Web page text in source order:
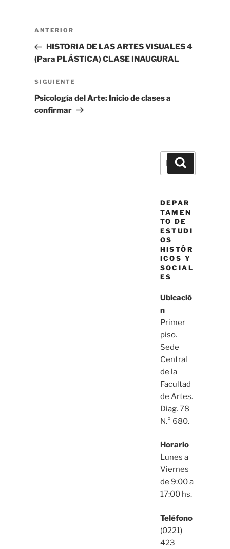
Navegación
entradas
Entrada
anterior
ANTERIOR
HISTORIA DE LAS ARTES VISUALES 4
(Para PLÁSTICA) CLASE INAUGURAL
Siguiente
entrada
SIGUIENTE
Psicología del Arte: Inicio de clases a
confirmar
Buscar
por:
DEPAR
TAMEN
TO DE
ESTUDI
OS
HISTÓR
ICOS Y
SOCIAL
ES
Ubicació
n
Primer
piso.
Sede
Central
de la
Facultad
de Artes.
Diag. 78
N.° 680.
Horario
Lunes a
Viernes
de 9:00 a
17:00 hs.
Teléfono
(0221)
423